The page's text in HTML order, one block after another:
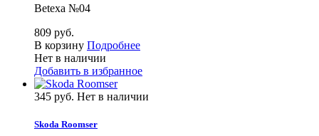
Betexa №04
809 руб.
В корзину Подробнее
Нет в наличии
Добавить в избранное
345 руб. Нет в наличии
Skoda Roomser